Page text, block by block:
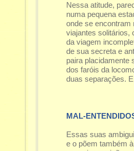
Nessa atitude,
numa pequena
onde se encontram
viajantes solitários,
da viagem
de sua secreta e
paira placidamente
dos faróis da
duas separações.
MAL-
Essas suas
e o põem também